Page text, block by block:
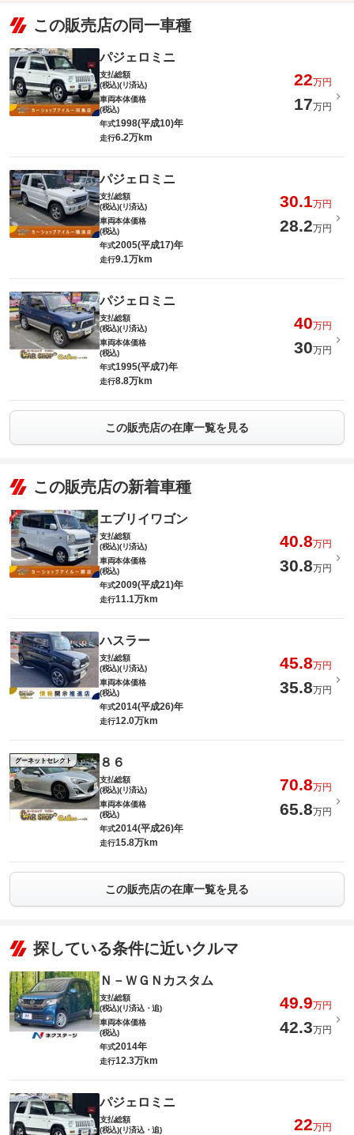
この販売店の同一車種
パジェロミニ
支払総額
(税込)(リ済込)
22万円
車両本体価格
(税込)
17万円
年式1998(平成10)年
走行6.2万km
パジェロミニ
支払総額
(税込)(リ済込)
30.1万円
車両本体価格
(税込)
28.2万円
年式2005(平成17)年
走行9.1万km
パジェロミニ
支払総額
(税込)(リ済込)
40万円
車両本体価格
(税込)
30万円
年式1995(平成7)年
走行8.8万km
この販売店の在庫一覧を見る
この販売店の新着車種
エブリイワゴン
支払総額
(税込)(リ済込)
40.8万円
車両本体価格
(税込)
30.8万円
年式2009(平成21)年
走行11.1万km
ハスラー
支払総額
(税込)(リ済込)
45.8万円
車両本体価格
(税込)
35.8万円
年式2014(平成26)年
走行12.0万km
グーネットセレクト ８６
支払総額
(税込)(リ済込)
70.8万円
車両本体価格
(税込)
65.8万円
年式2014(平成26)年
走行15.8万km
この販売店の在庫一覧を見る
探している条件に近いクルマ
Ｎ－ＷＧＮカスタム
支払総額
(税込)(リ済込・追)
49.9万円
車両本体価格
(税込)
42.3万円
年式2014年
走行12.3万km
パジェロミニ
支払総額
(税込)(リ済込・追)
22万円